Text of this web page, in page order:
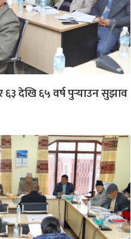
देखि ६५ वर्ष पुर्‍याउन सुझाव